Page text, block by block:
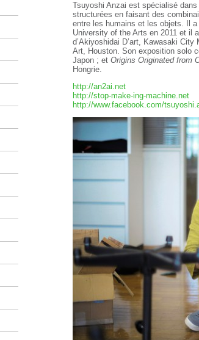
Tsuyoshi Anzai est spécialisé
structurées en faisant des
entre les humains et les objets. Il a
University of the Arts en 2011 et il
d’Akiyoshidai D’art, Kawasaki
Art, Houston. Son exposition solo
Japon ; et Origins Originated from
Hongrie.
http://an2ai.net
http://stop-make-ing-machine.net
http://www.facebook.com/